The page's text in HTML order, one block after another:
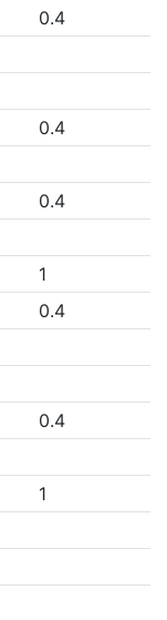
0.4
0.4
0.4
1
0.4
0.4
1